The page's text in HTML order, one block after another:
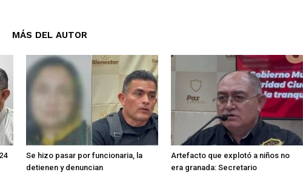
MÁS DEL AUTOR
Se hizo pasar por funcionaria, la
detienen y denuncian
Artefacto que explotó a niños no
era granada: Secretario